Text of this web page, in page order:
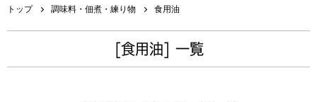
トップ 調味料・佃煮・練り物 食用油
[食用油] 一覧